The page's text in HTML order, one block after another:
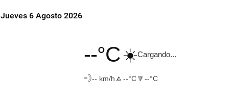
Jueves 6 Agosto 2026
--°C☀️Cargando...
💨-- km/h 🔼 --°C🔽 --°C